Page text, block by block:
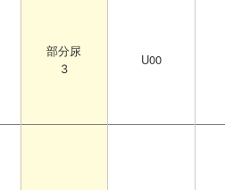
部分尿
3
U00
部分尿
3
U00